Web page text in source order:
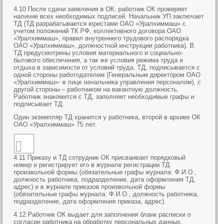
4.10 После сдачи заявления в ОК, работник ОК проверяет
наличие всех необходимых подписей. Начальник УП заключает
ТД (ТД разрабатывается юристами ОАО «Уралхиммаш» с
учетом положений ТК РФ, коллективного договора ОАО
«Уралхиммаш», правил внутреннего трудового распорядка
ОАО «Уралхиммаш», должностной инструкции работника). В
ТД предусмотрены условия материального и социально-
бытового обеспечения, а так же условия режима труда и
отдыха в зависимости от условий труда. ТД, подписывается с
одной стороны работодателем (Генеральным директором ОАО
«Уралхиммаш»- в лице начальника управления персоналом), с
другой стороны – работником на вакантную должность.
Работник знакомится с ТД, заполняет необходимые графы и
подписывает ТД.
Один экземпляр ТД хранится у работника, второй в архиве ОК
ОАО «Уралхиммаш» 75 лет.
4.11 Приказу и ТД сотрудник ОК присваивает порядковый
номер и регистрирует его в журнале регистрации ТД
произвольной формы (обязательные графы журнала: Ф.И.О.,
должность работника, подразделение, дата оформления ТД,
адрес) и в журнале приказов произвольной формы
(обязательные графы журнала: Ф.И.О., должность работника,
подразделение, дата оформления приказа, адрес).
4.12 Работник ОК выдает для заполнения бланк расписки о
согласии работника на обработку персональных данных.